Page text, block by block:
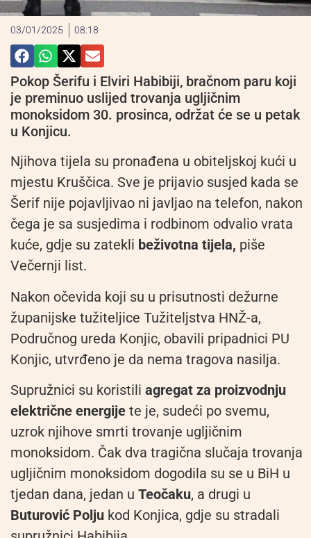
03/01/2025 08:18
Pokop Šerifu i Elviri Habibiji, bračnom paru koji
je preminuo uslijed trovanja ugljičnim
monoksidom 30. prosinca, održat će se u petak
u Konjicu.
Njihova tijela su pronađena u obiteljskoj kući u
mjestu Kruščica. Sve je prijavio susjed kada se
Šerif nije pojavljivao ni javljao na telefon, nakon
čega je sa susjedima i rodbinom odvalio vrata
kuće, gdje su zatekli beživotna tijela, piše
Večernji list.
Nakon očevida koji su u prisutnosti dežurne
županijske tužiteljice Tužiteljstva HNŽ-a,
Područnog ureda Konjic, obavili pripadnici PU
Konjic, utvrđeno je da nema tragova nasilja.
Supružnici su koristili agregat za proizvodnju
električne energije te je, sudeći po svemu,
uzrok njihove smrti trovanje ugljičnim
monoksidom. Čak dva tragična slučaja trovanja
ugljičnim monoksidom dogodila su se u BiH u
tjedan dana, jedan u Teočaku, a drugi u
Buturović Polju kod Konjica, gdje su stradali